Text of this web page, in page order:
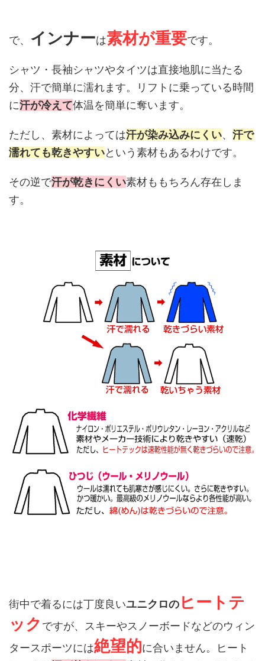
で、 インナーは素材が重要です。
シャツ・長袖シャツやタイツは直接地肌に当たる
分、汗で簡単に濡れます。リフトに乗っている時間
に汗が冷えて体温を簡単に奪います。
ただし、素材によっては汗が染み込みにくい、 汗で
濡れても乾きやすいという素材もあるわけです。
その逆で汗が乾きにくい素材ももちろん存在しま
す。
街中で着るには丁度良いユニクロの ヒートテ
ック ですが、スキーやスノーボードなどのウィン
タースポーツには絶望的に合いません。ヒート